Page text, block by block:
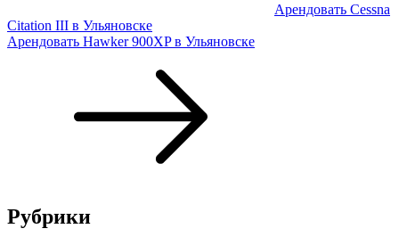
Арендовать Cessna
Citation III в Ульяновске
Арендовать Hawker 900XP в Ульяновске
Рубрики